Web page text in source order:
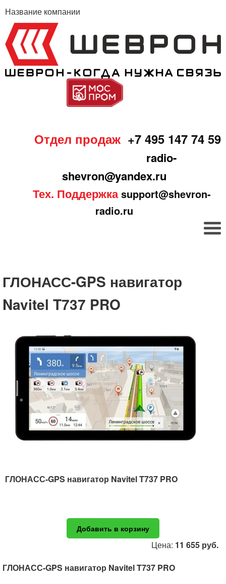
Название компании
Отдел продаж +7 495 147 74 59
radio-
shevron@yandex.ru
Тех. Поддержка support@shevron-
radio.ru
ГЛОНАСС-GPS навигатор
Navitel T737 PRO
ГЛОНАСС-GPS навигатор Navitel T737 PRO
Добавить в корзину
Цена: 11 655 руб.
ГЛОНАСС-GPS навигатор Navitel T737 PRO